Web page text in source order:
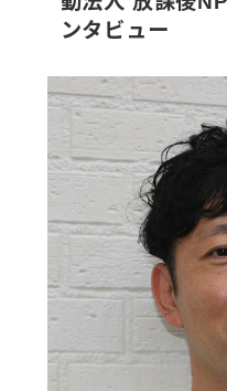
ンタビュー